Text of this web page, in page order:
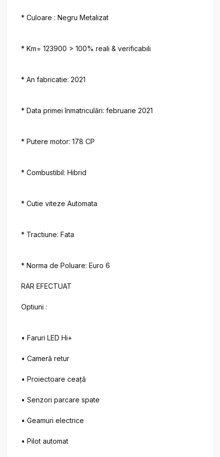
* Culoare : Negru Metalizat
* Km= 123900 > 100% reali & verificabili
* An fabricatie: 2021
* Data primei înmatriculări: februarie 2021
* Putere motor: 178 CP
* Combustibil: Hibrid
* Cutie viteze Automata
* Tractiune: Fata
* Norma de Poluare: Euro 6
RAR EFECTUAT
Optiuni :
• Faruri LED Hi+
• Cameră retur
• Proiectoare ceață
• Senzori parcare spate
• Geamuri electrice
• Pilot automat